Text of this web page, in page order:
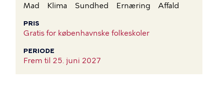
Mad Klima Sundhed Ernæring Affald
PRIS
Gratis for københavnske folkeskoler
PERIODE
Frem til 25. juni 2027